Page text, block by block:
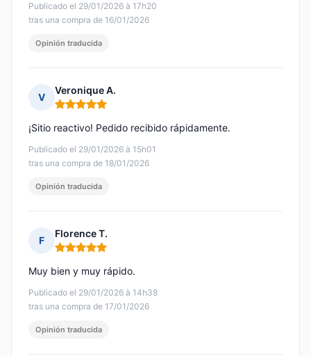
Publicado el 29/01/2026 à 17h20
tras una compra de 16/01/2026
Opinión traducida
V
Veronique A.
Nota: 5 de 5
Publicado el 29/01/2026 à 15h01
tras una compra de 18/01/2026
¡Sitio reactivo! Pedido recibido rápidamente.
Opinión traducida
F
Florence T.
Nota: 5 de 5
Publicado el 29/01/2026 à 14h38
tras una compra de 17/01/2026
Muy bien y muy rápido.
Opinión traducida